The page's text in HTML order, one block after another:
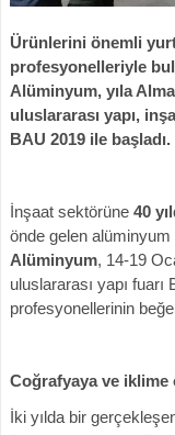
Ürünlerini önemli
profesyonelleriyle
Alüminyum, yıla
uluslararası yapı,
BAU 2019 ile başladı.
İnşaat sektörüne 40
önde gelen
Alüminyum, 14-19
uluslararası yapı
profesyonellerinin
Coğrafyaya ve iklime
İki yılda bir